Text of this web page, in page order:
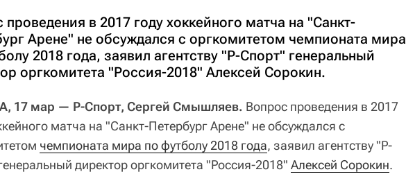
проведения в 2017 году хоккейного матча на "Санкт-
Арене" не обсуждался с оргкомитетом чемпионата мира
2018 года, заявил агентству "Р-Спорт" генеральный
оргкомитета "Россия-2018" Алексей Сорокин.
17 мар — Р-Спорт, Сергей Смышляев. Вопрос проведения в 2017
матча на "Санкт-Петербург Арене" не обсуждался с
чемпионата мира по футболу 2018 года, заявил агентству "Р-
директор оргкомитета "Россия-2018" Алексей Сорокин.